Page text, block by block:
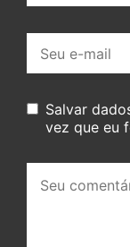
mail:
Salvar
vez que eu
comentário: